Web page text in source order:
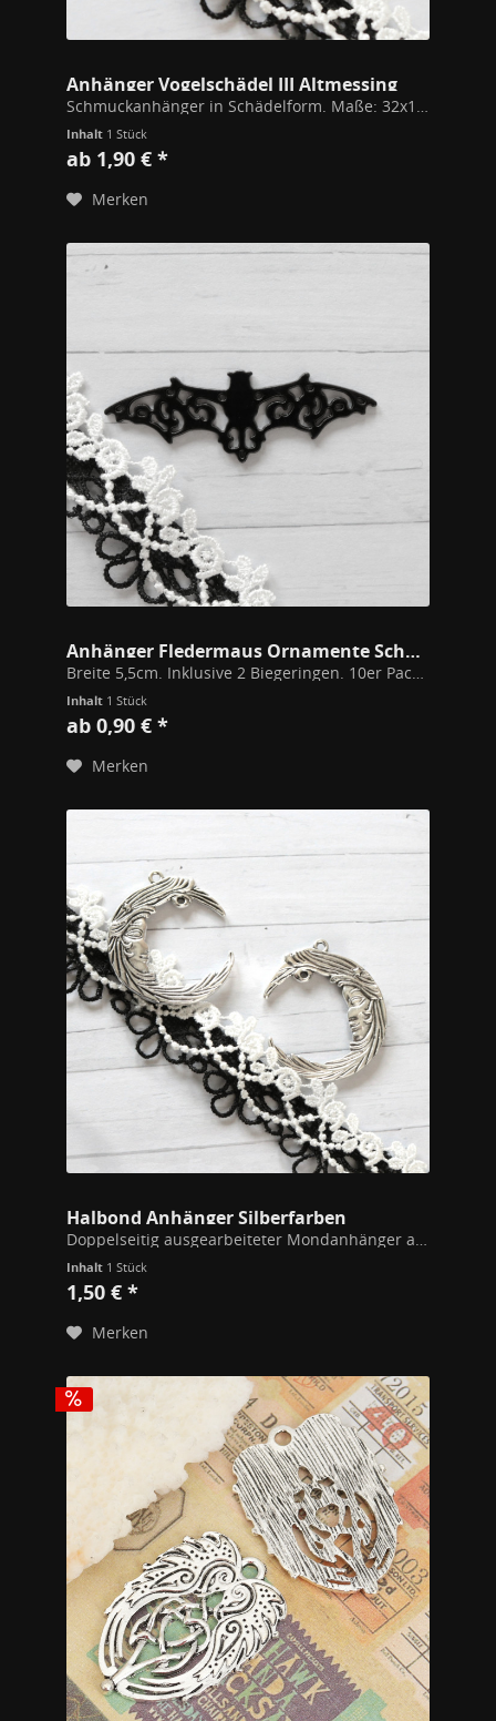
Anhänger Vogelschädel III Altmessing
Schmuckanhänger in Schädelform. Maße: 32x15mm Durch den Schädel führt ein 4mm Tunnel, durch den man Ketten fädeln kann. Hochwertiges Modeschmuckmaterial (Kupfer/Zink Legierung). Alle unsere Schmuckstücke unterschreiten die gem. der EU...
Inhalt 1 Stück
ab 1,90 € *
Merken
Anhänger Fledermaus Ornamente Schwarz
Inhalt 1 Stück
ab 0,90 € *
Merken
Halbond Anhänger Silberfarben
Inhalt 1 Stück
1,50 € *
Merken